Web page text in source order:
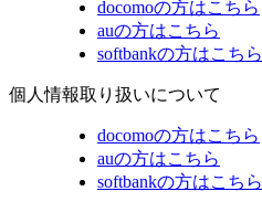
docomoの方はこちら
auの方はこちら
softbankの方はこちら
個人情報取り扱いについて
docomoの方はこちら
auの方はこちら
softbankの方はこちら